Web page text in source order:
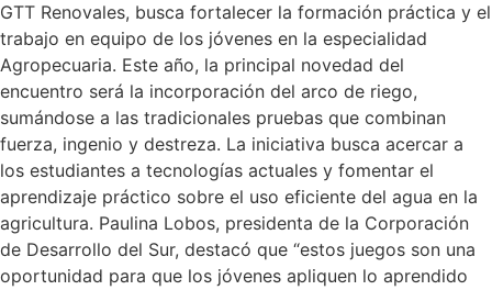
GTT Renovales, busca fortalecer la formación práctica y el
trabajo en equipo de los jóvenes en la especialidad
Agropecuaria. Este año, la principal novedad del
encuentro será la incorporación del arco de riego,
sumándose a las tradicionales pruebas que combinan
fuerza, ingenio y destreza. La iniciativa busca acercar a
los estudiantes a tecnologías actuales y fomentar el
aprendizaje práctico sobre el uso eficiente del agua en la
agricultura. Paulina Lobos, presidenta de la Corporación
de Desarrollo del Sur, destacó que “estos juegos son una
oportunidad para que los jóvenes apliquen lo aprendido